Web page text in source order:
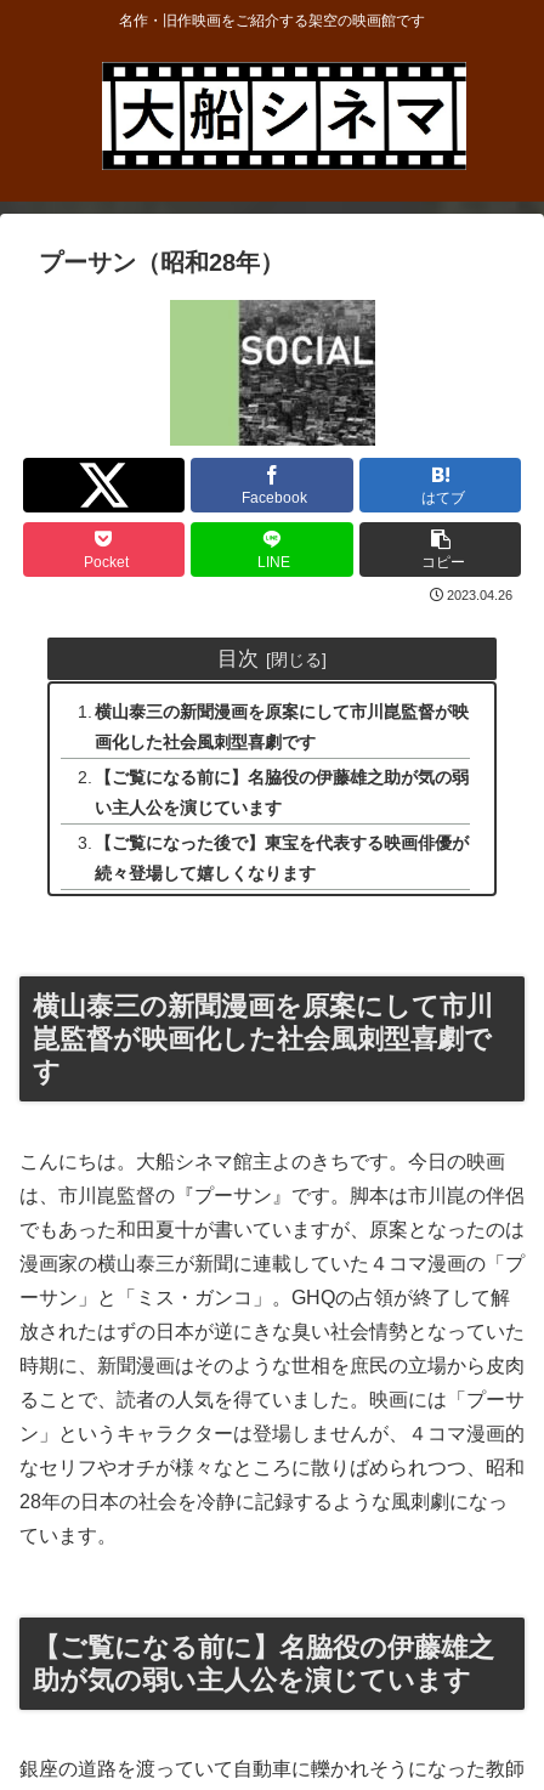
名作・旧作映画をご紹介する架空の映画館です
プーサン（昭和28年）
Twitter
Facebook はてブ
Pocket LINE コピー
2023.04.26
目次
横山泰三の新聞漫画を原案にして市川崑監督が映
画化した社会風刺型喜劇です
【ご覧になる前に】名脇役の伊藤雄之助が気の弱
い主人公を演じています
【ご覧になった後で】東宝を代表する映画俳優が
続々登場して嬉しくなります
横山泰三の新聞漫画を原案にして市川
崑監督が映画化した社会風刺型喜劇で
す
こんにちは。大船シネマ館主よのきちです。今日の映画
は、市川崑監督の『プーサン』です。脚本は市川崑の伴侶
でもあった和田夏十が書いていますが、原案となったのは
漫画家の横山泰三が新聞に連載していた４コマ漫画の「プ
ーサン」と「ミス・ガンコ」。GHQの占領が終了して解
放されたはずの日本が逆にきな臭い社会情勢となっていた
時期に、新聞漫画はそのような世相を庶民の立場から皮肉
ることで、読者の人気を得ていました。映画には「プーサ
ン」というキャラクターは登場しませんが、４コマ漫画的
なセリフやオチが様々なところに散りばめられつつ、昭和
28年の日本の社会を冷静に記録するような風刺劇になっ
ています。
【ご覧になる前に】名脇役の伊藤雄之
助が気の弱い主人公を演じています
銀座の道路を渡っていて自動車に轢かれそうになった教師